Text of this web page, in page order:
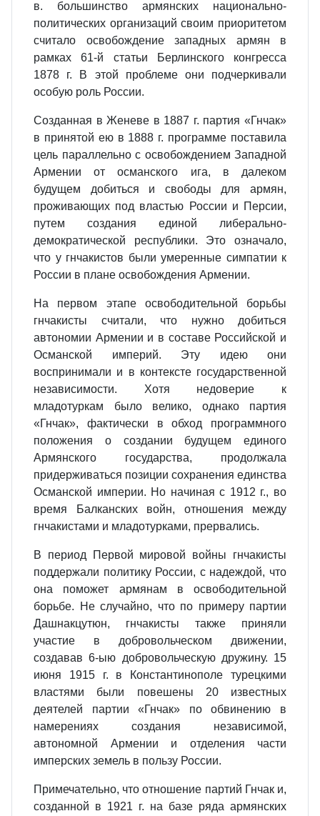
в. большинство армянских национально-
политических организаций своим приоритетом
считало освобождение западных армян в
рамках 61-й статьи Берлинского конгресса
1878 г. В этой проблеме они подчеркивали
особую роль России.
Созданная в Женеве в 1887 г. партия «Гнчак»
в принятой ею в 1888 г. программе поставила
цель параллельно с освобождением Западной
Армении от османского ига, в далеком
будущем добиться и свободы для армян,
проживающих под властью России и Персии,
путем создания единой либерально-
демократической республики. Это означало,
что у гнчакистов были умеренные симпатии к
России в плане освобождения Армении.
На первом этапе освободительной борьбы
гнчакисты считали, что нужно добиться
автономии Армении и в составе Российской и
Османской империй. Эту идею они
воспринимали и в контексте государственной
независимости. Хотя недоверие к
младотуркам было велико, однако партия
«Гнчак», фактически в обход программного
положения о создании будущем единого
Армянского государства, продолжала
придерживаться позиции сохранения единства
Османской империи. Но начиная с 1912 г., во
время Балканских войн, отношения между
гнчакистами и младотурками, прервались.
В период Первой мировой войны гнчакисты
поддержали политику России, с надеждой, что
она поможет армянам в освободительной
борьбе. Не случайно, что по примеру партии
Дашнакцутюн, гнчакисты также приняли
участие в добровольческом движении,
создавав 6-ыю добровольческую дружину. 15
июня 1915 г. в Константинополе турецкими
властями были повешены 20 известных
деятелей партии «Гнчак» по обвинению в
намерениях создания независимой,
автономной Армении и отделения части
имперских земель в пользу России.
Примечательно, что отношение партий Гнчак и,
созданной в 1921 г. на базе ряда армянских